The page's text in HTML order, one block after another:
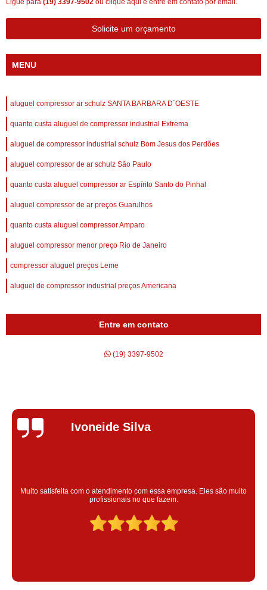
Ligue para (19) 3397-9502 ou clique aqui e entre em contato por email.
Solicite um orçamento
MENU
aluguel compressor ar schulz SANTA BARBARA D´OESTE
quanto custa aluguel de compressor industrial Extrema
aluguel de compressor industrial schulz Bom Jesus dos Perdões
aluguel compressor de ar schulz São Paulo
quanto custa aluguel compressor ar Espírito Santo do Pinhal
aluguel compressor de ar preços Guarulhos
quanto custa aluguel compressor Amparo
aluguel compressor menor preço Rio de Janeiro
compressor aluguel preços Leme
aluguel de compressor industrial preços Americana
Entre em contato
(19) 3397-9502
Silvana Alves
Super satisfeita com o serviço prestado, atendimento muito bom!
colaoradores educado e transparente, destaque para o colaborador
Claudinei excelente profissional!